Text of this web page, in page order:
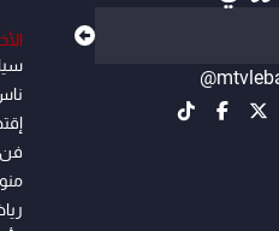
فن